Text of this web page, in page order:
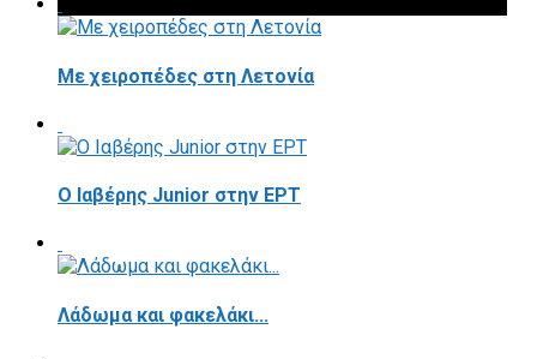
Με χειροπέδες στη Λετονία
Ο Ιαβέρης Junior στην ΕΡΤ
Λάδωμα και φακελάκι...